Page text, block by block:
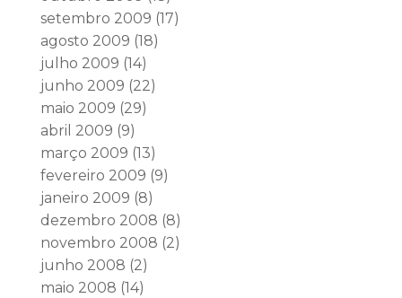
setembro 2009 (17)
agosto 2009 (18)
julho 2009 (14)
junho 2009 (22)
maio 2009 (29)
abril 2009 (9)
março 2009 (13)
fevereiro 2009 (9)
janeiro 2009 (8)
dezembro 2008 (8)
novembro 2008 (2)
junho 2008 (2)
maio 2008 (14)